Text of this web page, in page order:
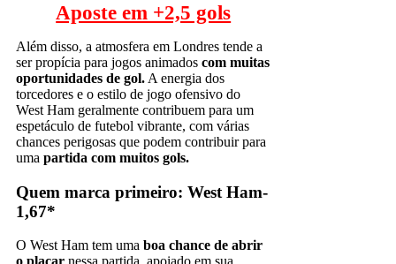
Aposte em +2,5 gols
Além disso, a atmosfera em Londres tende a
ser propícia para jogos animados com muitas
oportunidades de gol. A energia dos
torcedores e o estilo de jogo ofensivo do
West Ham geralmente contribuem para um
espetáculo de futebol vibrante, com várias
chances perigosas que podem contribuir para
uma partida com muitos gols.
Quem marca primeiro: West Ham-
1,67*
O West Ham tem uma boa chance de abrir